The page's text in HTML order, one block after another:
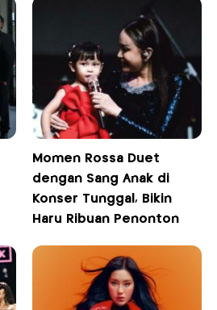
Momen Rossa Duet
dengan Sang Anak di
Konser Tunggal, Bikin
Haru Ribuan Penonton